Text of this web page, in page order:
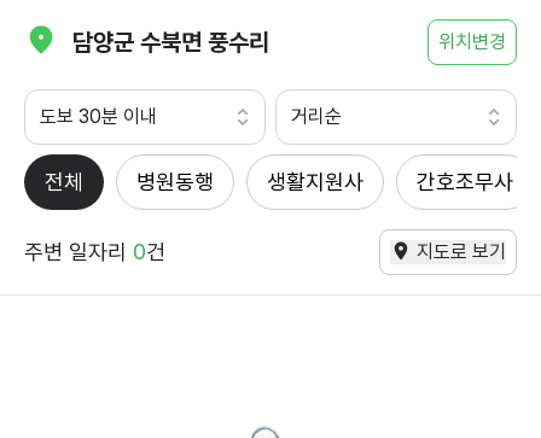
담양군 수북면 풍수리 위치변경
도보 30분 이내 거리순
전체 병원동행 생활지원사 간호조무사
주변 일자리 0건 지도로 보기